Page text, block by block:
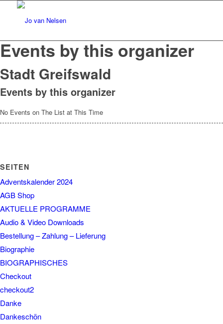
Events by this organizer
Stadt Greifswald
Events by this organizer
No Events on The List at This Time
SEITEN
Adventskalender 2024
AGB Shop
AKTUELLE PROGRAMME
Audio & Video Downloads
Bestellung – Zahlung – Lieferung
Biographie
BIOGRAPHISCHES
Checkout
checkout2
Danke
Dankeschön